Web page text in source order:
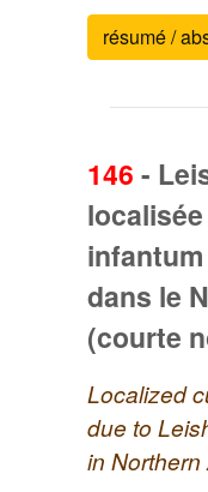
résumé /
146 -
dans le
(courte
Localized
due to
in